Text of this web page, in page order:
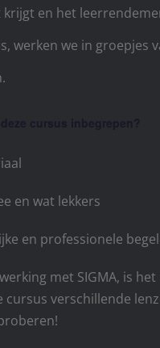
krijgt en het
werken we in groepjes
en wat lekkers
en professionele
met SIGMA, is
cursus verschillende